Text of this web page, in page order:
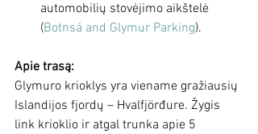
automobilių stovėjimo aikštelė
(Botnsá and Glymur Parking).
Apie trasą:
Glymuro krioklys yra viename gražiausių
Islandijos fjordų – Hvalfjörđure. Žygis
link krioklio ir atgal trunka apie 5